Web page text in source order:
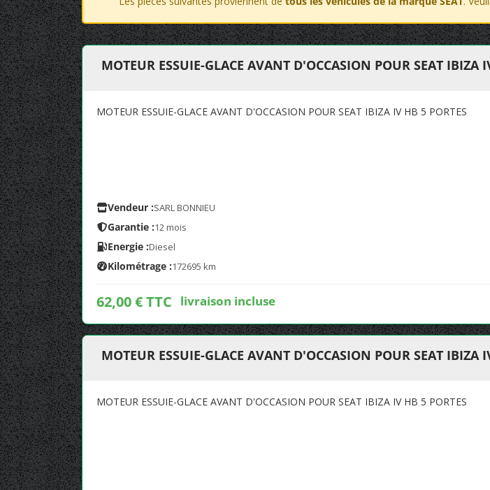
MOTEUR ESSUIE-GLACE AVANT D'OCCASION POUR SEAT IBIZA
MOTEUR ESSUIE-GLACE AVANT D'OCCASION POUR SEAT IBIZA IV HB 5 PORTES
Vendeur :SARL BONNIEU
Garantie :12 mois
Energie :Diesel
Kilométrage :172695 km
62,00 € TTC livraison incluse
MOTEUR ESSUIE-GLACE AVANT D'OCCASION POUR SEAT IBIZA
MOTEUR ESSUIE-GLACE AVANT D'OCCASION POUR SEAT IBIZA IV HB 5 PORTES